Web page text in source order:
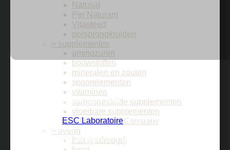
Natusat
Per Naturam
Vitasteed
oorsprongkruiden
> supplementen
aminozuren
bouwstoffen
mineralen en zouten
spoorelementen
vitaminen
samengestelde supplementen
vloeibare supplementen
> The Horsup Company
> overig
fruit (gedroogd)
Garlicmix
comfort voor de gewrichten van je paard
ESC Laboratoireis ​​een unieke mix van
knoflookgriesmeel, artisjokbladeren en brandnetel, die
bijdraagt ​​aan het welzijn van het paard.